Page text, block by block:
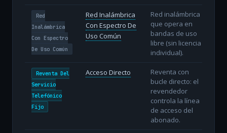
Red
Inalámbrica
Con Espectro
De Uso Común
Red Inalámbrica
Con Espectro De
Uso Común
Red inalámbrica
que opera en
bandas de uso
libre (sin licencia
individual).
Reventa Del
Servicio
Telefónico
Fijo
Acceso Directo
Reventa con
bucle directo: el
revendedor
controla la línea
de acceso del
abonado.